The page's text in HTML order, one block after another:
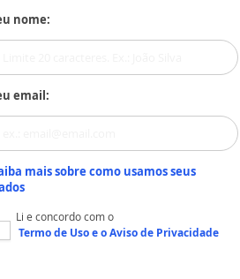
nome:
email:
mais sobre como usamos seus
Li e concordo com o
Termo de Usoe oAviso de Privacidade